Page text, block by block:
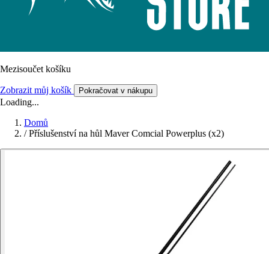
Mezisoučet košíku
Zobrazit můj košík Pokračovat v nákupu
Loading...
Domů
/ Příslušenství na hůl Maver Comcial Powerplus (x2)